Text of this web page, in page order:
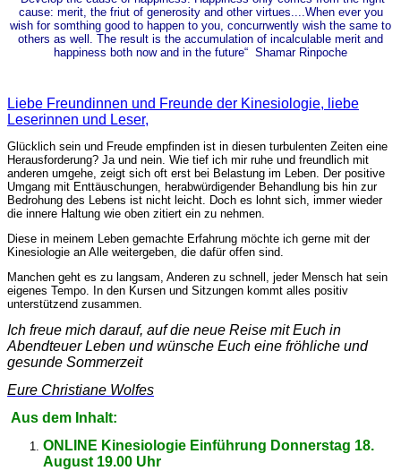
cause: merit, the friut of generosity and other virtues....When ever you
wish for somthing good to happen to you, concurrwently wish the same to
others as well. The result is the accumulation of incalculable merit and
happiness both now and in the future“ Shamar Rinpoche
Liebe Freundinnen und Freunde der Kinesiologie, liebe
Leserinnen und Leser,
Glücklich sein und Freude empfinden ist in diesen turbulenten Zeiten eine
Herausforderung? Ja und nein. Wie tief ich mir ruhe und freundlich mit
anderen umgehe, zeigt sich oft erst bei Belastung im Leben. Der positive
Umgang mit Enttäuschungen, herabwürdigender Behandlung bis hin zur
Bedrohung des Lebens ist nicht leicht. Doch es lohnt sich, immer wieder
die innere Haltung wie oben zitiert ein zu nehmen.
Diese in meinem Leben gemachte Erfahrung möchte ich gerne mit der
Kinesiologie an Alle weitergeben, die dafür offen sind.
Manchen geht es zu langsam, Anderen zu schnell, jeder Mensch hat sein
eigenes Tempo. In den Kursen und Sitzungen kommt alles positiv
unterstützend zusammen.
Ich freue mich darauf, auf die neue Reise mit Euch in
Abendteuer Leben und wünsche Euch eine fröhliche und
gesunde Sommerzeit
Eure Christiane Wolfes
Aus dem Inhalt:
ONLINE Kinesiologie Einführung Donnerstag 18.
August 19.00 Uhr